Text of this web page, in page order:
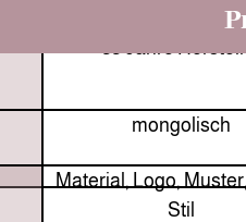
mongolisch
Material, Logo,
Stil